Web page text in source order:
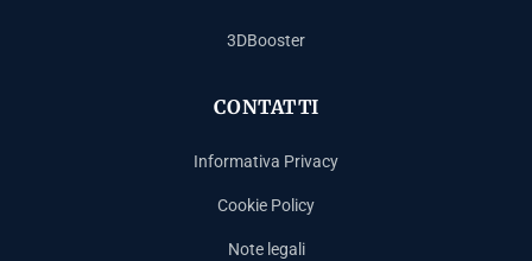
3DBooster
CONTATTI
Informativa Privacy
Cookie Policy
Note legali